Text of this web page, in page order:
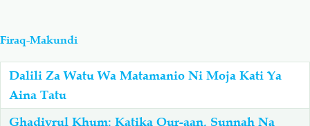
Aqiydah
Shirki & Kufru
Firaq-Makundi
Dalili Za Watu Wa Matamanio Ni Moja Kati Ya
Aina Tatu
Ghadiyrul Khum: Katika Qur-aan, Sunnah Na